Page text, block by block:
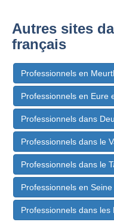
Autres sites
français
Professionnels en
Professionnels en Eure
Professionnels dans
Professionnels dans le
Professionnels dans le
Professionnels en
Professionnels dans